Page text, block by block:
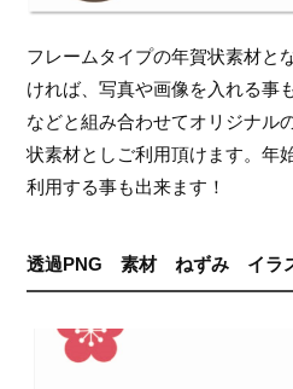
フレームタイプの年賀状素材と
ければ、写真や画像を入れる事
などと組み合わせてオリジナル
状素材としご利用頂けます。年
利用する事も出来ます！
透過PNG 素材 ねずみ イラ